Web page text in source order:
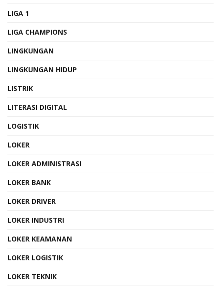
LIGA 1
LIGA CHAMPIONS
LINGKUNGAN
LINGKUNGAN HIDUP
LISTRIK
LITERASI DIGITAL
LOGISTIK
LOKER
LOKER ADMINISTRASI
LOKER BANK
LOKER DRIVER
LOKER INDUSTRI
LOKER KEAMANAN
LOKER LOGISTIK
LOKER TEKNIK